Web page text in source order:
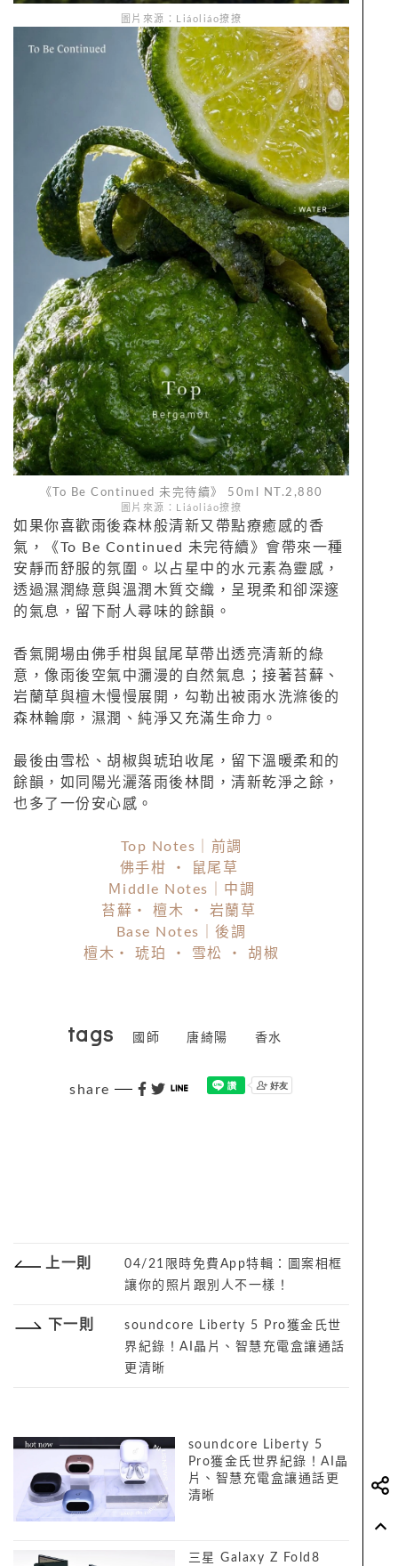
圖片來源：Liáoliáo撩撩
《To Be Continued 未完待續》 50ml NT.2,880
圖片來源：Liáoliáo撩撩
如果你喜歡雨後森林般清新又帶點療癒感的香
氣，《To Be Continued 未完待續》會帶來一種
安靜而舒服的氛圍。以占星中的水元素為靈感，
透過濕潤綠意與溫潤木質交織，呈現柔和卻深邃
的氣息，留下耐人尋味的餘韻。
香氣開場由佛手柑與鼠尾草帶出透亮清新的綠
意，像雨後空氣中瀰漫的自然氣息；接著苔蘚、
岩蘭草與檀木慢慢展開，勾勒出被雨水洗滌後的
森林輪廓，濕潤、純淨又充滿生命力。
最後由雪松、胡椒與琥珀收尾，留下溫暖柔和的
餘韻，如同陽光灑落雨後林間，清新乾淨之餘，
也多了一份安心感。
Top Notes｜前調
佛手柑 ・ 鼠尾草
Ｍiddle Notes｜中調
苔蘚・ 檀木 ・ 岩蘭草
Base Notes｜後調
檀木・ 琥珀 ・ 雪松 ・ 胡椒
tags 國師 唐綺陽 香水
share
上一則
04/21限時免費App特輯：圖案相框
讓你的照片跟別人不一樣！
下一則
soundcore Liberty 5 Pro獲金氏世
界紀錄！AI晶片、智慧充電盒讓通話
更清晰
soundcore Liberty 5
Pro獲金氏世界紀錄！AI晶
片、智慧充電盒讓通話更
清晰
三星 Galaxy Z Fold8